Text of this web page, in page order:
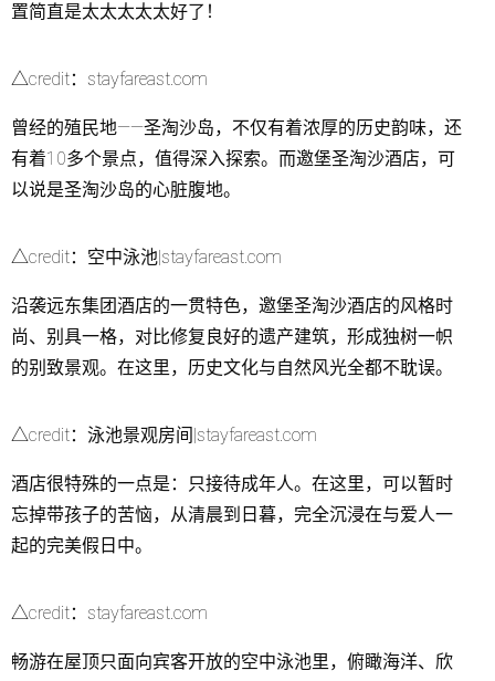
置简直是太太太太太好了！
△credit：stayfareast.com
曾经的殖民地——圣淘沙岛，不仅有着浓厚的历史韵味，还
有着10多个景点，值得深入探索。而邀堡圣淘沙酒店，可
以说是圣淘沙岛的心脏腹地。
△credit：空中泳池|stayfareast.com
沿袭远东集团酒店的一贯特色，邀堡圣淘沙酒店的风格时
尚、别具一格，对比修复良好的遗产建筑，形成独树一帜
的别致景观。在这里，历史文化与自然风光全都不耽误。
△credit：泳池景观房间|stayfareast.com
酒店很特殊的一点是：只接待成年人。在这里，可以暂时
忘掉带孩子的苦恼，从清晨到日暮，完全沉浸在与爱人一
起的完美假日中。
△credit：stayfareast.com
畅游在屋顶只面向宾客开放的空中泳池里，俯瞰海洋、欣